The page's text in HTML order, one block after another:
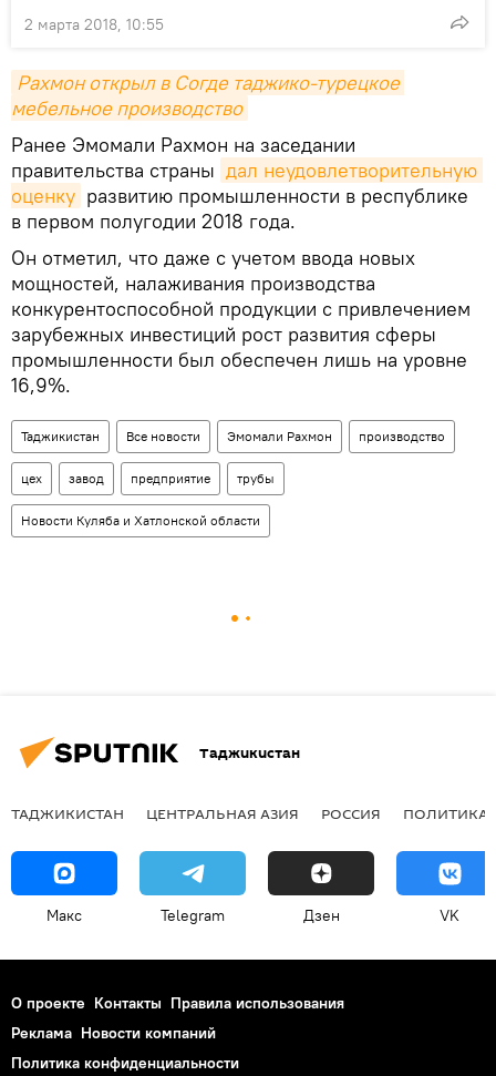
2 марта 2018, 10:55
Рахмон открыл в Согде таджико-турецкое
мебельное производство
Ранее Эмомали Рахмон на заседании
правительства страны дал неудовлетворительную
оценку развитию промышленности в республике
в первом полугодии 2018 года.
Он отметил, что даже с учетом ввода новых
мощностей, налаживания производства
конкурентоспособной продукции с привлечением
зарубежных инвестиций рост развития сферы
промышленности был обеспечен лишь на уровне
16,9%.
Таджикистан Все новости Эмомали Рахмон производство
цех завод предприятие трубы
Новости Куляба и Хатлонской области
Таджикистан
ТАДЖИКИСТАН ЦЕНТРАЛЬНАЯ АЗИЯ РОССИЯ ПОЛИТИКА
Макс Telegram Дзен VK
О проекте Контакты Правила использования
Реклама Новости компаний
Политика конфиденциальности